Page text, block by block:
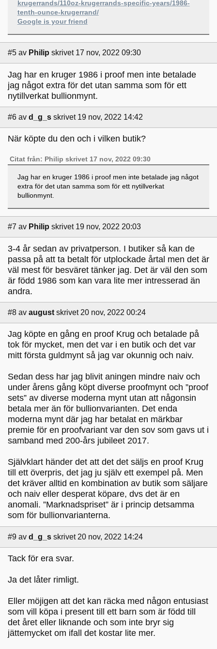
krugerrands/110oz-krugerrands-specific-years/1986-
tenth-ounce-krugerrand/
Google is your friend
#5 av Philip skrivet 17 nov, 2022 09:30
Jag har en kruger 1986 i proof men inte betalade
jag något extra för det utan samma som för ett
nytillverkat bullionmynt.
#6 av d_g_s skrivet 19 nov, 2022 14:42
När köpte du den och i vilken butik?
Citat från: Philip skrivet 17 nov, 2022 09:30
Jag har en kruger 1986 i proof men inte betalade jag något
extra för det utan samma som för ett nytillverkat
bullionmynt.
#7 av Philip skrivet 19 nov, 2022 20:03
3-4 år sedan av privatperson. I butiker så kan de
passa på att ta betalt för utplockade årtal men det är
väl mest för besväret tänker jag. Det är väl den som
är född 1986 som kan vara lite mer intresserad än
andra.
#8 av august skrivet 20 nov, 2022 00:24
Jag köpte en gång en proof Krug och betalade på
tok för mycket, men det var i en butik och det var
mitt första guldmynt så jag var okunnig och naiv.
Sedan dess har jag blivit aningen mindre naiv och
under årens gång köpt diverse proofmynt och ”proof
sets” av diverse moderna mynt utan att någonsin
betala mer än för bullionvarianten. Det enda
moderna mynt där jag har betalat en märkbar
premie för en proofvariant var den sov som gavs ut i
samband med 200-års jubileet 2017.
Självklart händer det att det det säljs en proof Krug
till ett överpris, det jag ju själv ett exempel på. Men
det kräver alltid en kombination av butik som säljare
och naiv eller desperat köpare, dvs det är en
anomali. ”Marknadspriset” är i princip detsamma
som för bullionvarianterna.
#9 av d_g_s skrivet 20 nov, 2022 14:24
Tack för era svar.
Ja det låter rimligt.
Eller möjigen att det kan räcka med någon entusiast
som vill köpa i present till ett barn som är född till
det året eller liknande och som inte bryr sig
jättemycket om ifall det kostar lite mer.